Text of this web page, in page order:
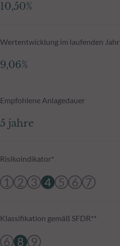
10,50%
Wertentwicklung im laufenden Jahr
9,06%
Empfohlene Anlagedauer
5 jahre
Risikoindikator*
1 2 3 4 5 6 7
Klassifikation gemäß SFDR**
6 8 9